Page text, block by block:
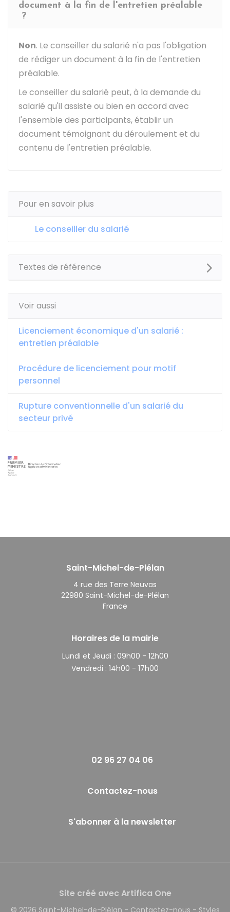
document à la fin de l'entretien préalable
?
Non. Le conseiller du salarié n'a pas l'obligation
de rédiger un document à la fin de l'entretien
préalable.
Le conseiller du salarié peut, à la demande du
salarié qu'il assiste ou bien en accord avec
l'ensemble des participants, établir un
document témoignant du déroulement et du
contenu de l'entretien préalable.
Pour en savoir plus
Le conseiller du salarié
Textes de référence
Voir aussi
Licenciement économique d'un salarié :
entretien préalable
Procédure de licenciement pour motif
personnel
Rupture conventionnelle d'un salarié du
secteur privé
Saint-Michel-de-Plélan
4 rue des Terre Neuvas
22980 Saint-Michel-de-Plélan
France
Horaires de la mairie
Lundi et Jeudi : 09h00 - 12h00
Vendredi : 14h00 - 17h00
02 96 27 04 06
Contactez-nous
S'abonner à la newsletter
Site créé avec Artifica One
© 2026 Saint-Michel-de-Plélan - Contactez-nous - Styles